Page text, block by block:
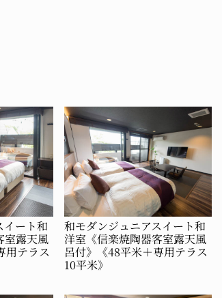
イート和
室露天風
用テラス
和モダンジュニアスイート和
洋室《信楽焼陶器客室露天風
呂付》《48平米＋専用テラス
10平米》